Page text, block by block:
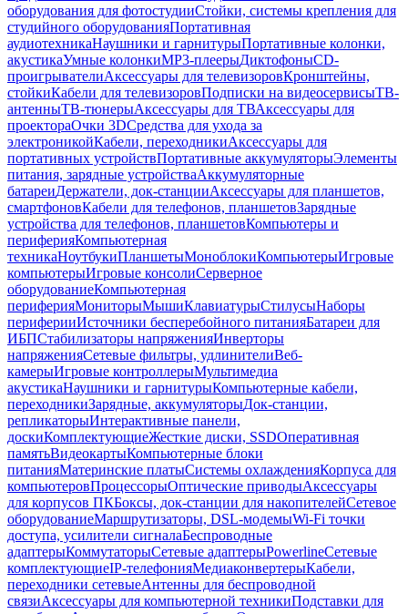
оборудования для фотостудииСтойки, системы крепления для
студийного оборудованияПортативная
аудиотехникаНаушники и гарнитурыПортативные колонки,
акустикаУмные колонкиMP3-плеерыДиктофоныCD-
проигрывателиАксессуары для телевизоровКронштейны,
стойкиКабели для телевизоровПодписки на видеосервисыТВ-
антенныТВ-тюнерыАксессуары для ТВАксессуары для
проектораОчки 3DСредства для ухода за
электроникойКабели, переходникиАксессуары для
портативных устройствПортативные аккумуляторыЭлементы
питания, зарядные устройстваАккумуляторные
батареиДержатели, док-станцииАксессуары для планшетов,
смартфоновКабели для телефонов, планшетовЗарядные
устройства для телефонов, планшетовКомпьютеры и
периферияКомпьютерная
техникаНоутбукиПланшетыМоноблокиКомпьютерыИгровые
компьютерыИгровые консолиСерверное
оборудованиеКомпьютерная
периферияМониторыМышиКлавиатурыСтилусыНаборы
периферииИсточники бесперебойного питанияБатареи для
ИБПСтабилизаторы напряженияИнверторы
напряженияСетевые фильтры, удлинителиВеб-
камерыИгровые контроллерыМультимедиа
акустикаНаушники и гарнитурыКомпьютерные кабели,
переходникиЗарядные, аккумуляторыДок-станции,
репликаторыИнтерактивные панели,
доскиКомплектующиеЖесткие диски, SSDОперативная
памятьВидеокартыКомпьютерные блоки
питанияМатеринские платыСистемы охлажденияКорпуса для
компьютеровПроцессорыОптические приводыАксессуары
для корпусов ПКБоксы, док-станции для накопителейСетевое
оборудованиеМаршрутизаторы, DSL-модемыWi-Fi точки
доступа, усилители сигналаБеспроводные
адаптерыКоммутаторыСетевые адаптерыPowerlineСетевые
комплектующиеIP-телефонияМедиаконвертерыКабели,
переходники сетевыеАнтенны для беспроводной
связиАксессуары для компьютерной техникиПодставки для